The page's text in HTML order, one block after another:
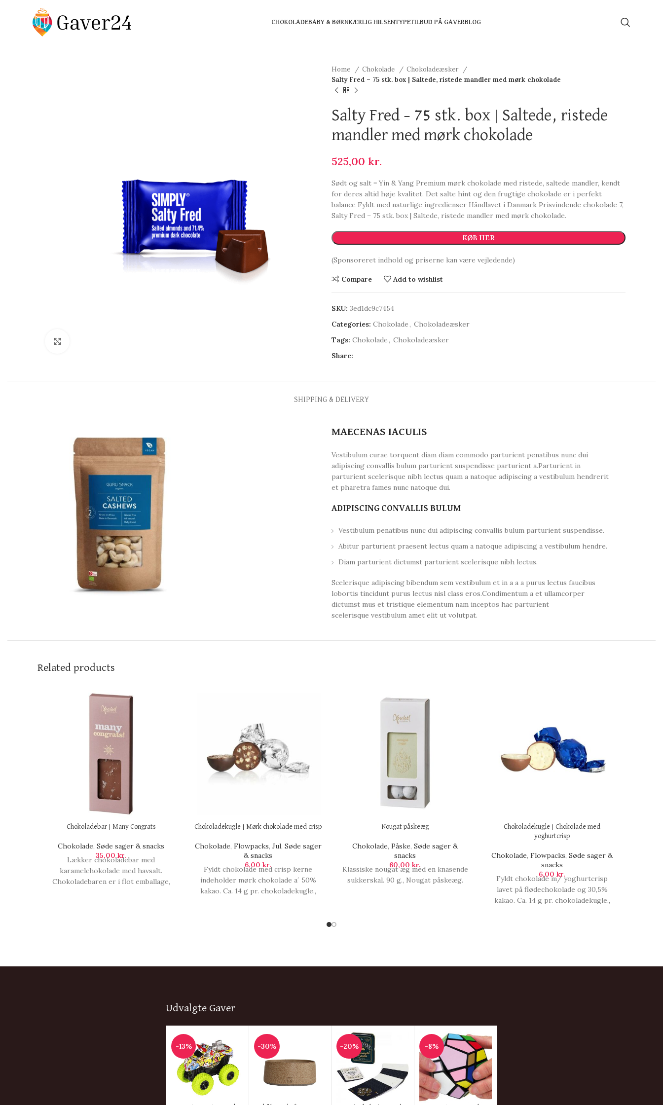
CHOKOLADEBABY & BØRNKÆRLIG HILSENTYPETILBUD PÅ GAVERBLOG
Home Chokolade
Chokoladeæsker
Salty Fred – 75 stk. box | Saltede, ristede mandler med mørk chokolade
Salty Fred – 75 stk. box | Saltede, ristede
mandler med mørk chokolade
525,00 kr.
Sødt og salt = Yin & Yang Premium mørk chokolade med ristede, saltede mandler, kendt
for deres altid høje kvalitet. Det salte hint og den frugtige chokolade er i perfekt
balance Fyldt med naturlige ingredienser Håndlavet i Danmark Prisvindende chokolade 7,
Salty Fred – 75 stk. box | Saltede, ristede mandler med mørk chokolade.
KØB HER
(Sponsoreret indhold og priserne kan være vejledende)
Compare Add to wishlist
SKU: 3ed1dc9c7454
Categories: Chokolade, Chokoladeæsker
Tags: Chokolade, Chokoladeæsker
Share:
SHIPPING & DELIVERY
MAECENAS IACULIS
Vestibulum curae torquent diam diam commodo parturient penatibus nunc dui
adipiscing convallis bulum parturient suspendisse parturient a.Parturient in
parturient scelerisque nibh lectus quam a natoque adipiscing a vestibulum hendrerit
et pharetra fames nunc natoque dui.
ADIPISCING CONVALLIS BULUM
Vestibulum penatibus nunc dui adipiscing convallis bulum parturient suspendisse.
Abitur parturient praesent lectus quam a natoque adipiscing a vestibulum hendre.
Diam parturient dictumst parturient scelerisque nibh lectus.
Scelerisque adipiscing bibendum sem vestibulum et in a a a purus lectus faucibus
lobortis tincidunt purus lectus nisl class eros.Condimentum a et ullamcorper
dictumst mus et tristique elementum nam inceptos hac parturient
scelerisque vestibulum amet elit ut volutpat.
Related products
Chokoladebar | Many Congrats
Chokolade, Søde sager & snacks
35,00kr.
Lækker chokoladebar med
karamelchokolade med havsalt.
Chokoladebaren er i flot emballage,
Chokoladekugle | Mørk chokolade med crisp
Chokolade, Flowpacks, Jul, Søde sager
& snacks
6,00 kr.
Fyldt chokolade med crisp kerne
indeholder mørk chokolade a´ 50%
kakao. Ca. 14 g pr. chokoladekugle.,
Nougat påskeæg
Chokolade, Påske, Søde sager &
snacks
60,00 kr.
Klassiske nougat æg med en knasende
sukkerskal. 90 g., Nougat påskeæg.
Chokoladekugle | Chokolade med
yoghurtcrisp
Chokolade, Flowpacks, Søde sager &
snacks
6,00 kr.
Fyldt chokolade m/ yoghurtcrisp
lavet på flødechokolade og 30,5%
kakao. Ca. 14 g pr. chokoladekugle.,
Udvalgte Gaver
-13% -30% -20% -8%